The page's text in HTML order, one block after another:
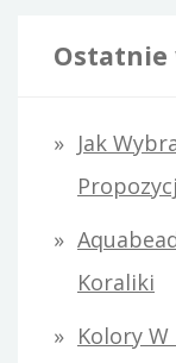
k
j
Ostatnie
Jak
Koraliki
Kolory W